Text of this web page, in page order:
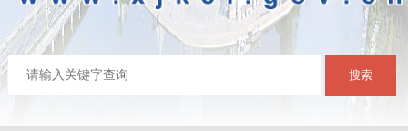
搜索